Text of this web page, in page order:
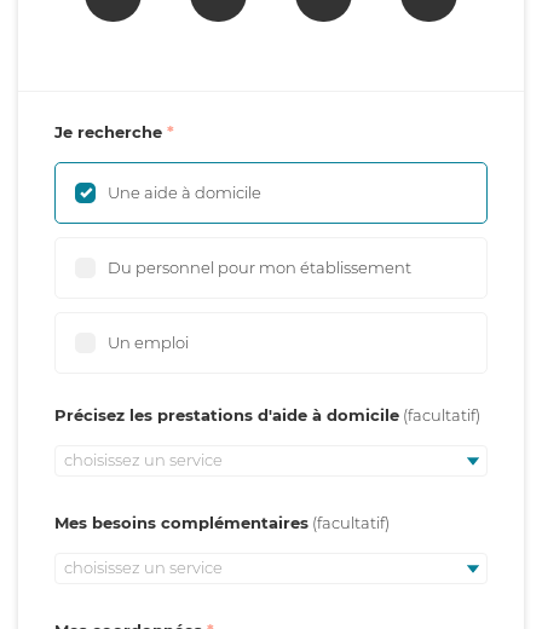
Je recherche
Une aide à domicile
Du personnel pour mon établissement
Un emploi
Précisez les prestations d'aide à domicile
choisissez un service
Mes besoins complémentaires
choisissez un service